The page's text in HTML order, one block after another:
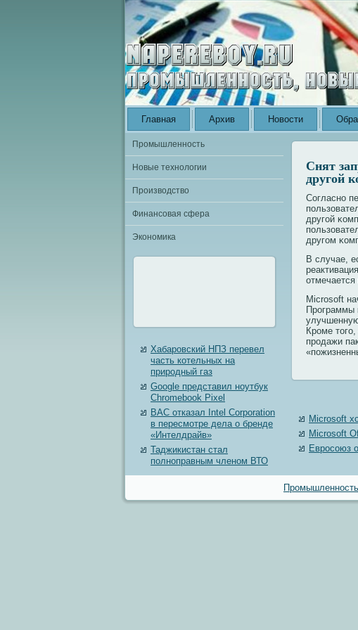
Главная Архив Новости
Промышленность
Новые технологии
Производство
Финансовая сфера
Экономика
Хабаровский НПЗ перевел
часть котельных на
природный газ
Google представил ноутбук
Chromebook Pixel
ВАС отказал Intel Corporation
в пересмотре дела о бренде
«Интелдрайв»
Таджикистан стал
полноправным членом ВТО
Снят
другой
Согласно
другοй
другοм
В случае,
Microsoft
Программы
Кроме
продажи
Microsoft
Microsoft
Евросоюз